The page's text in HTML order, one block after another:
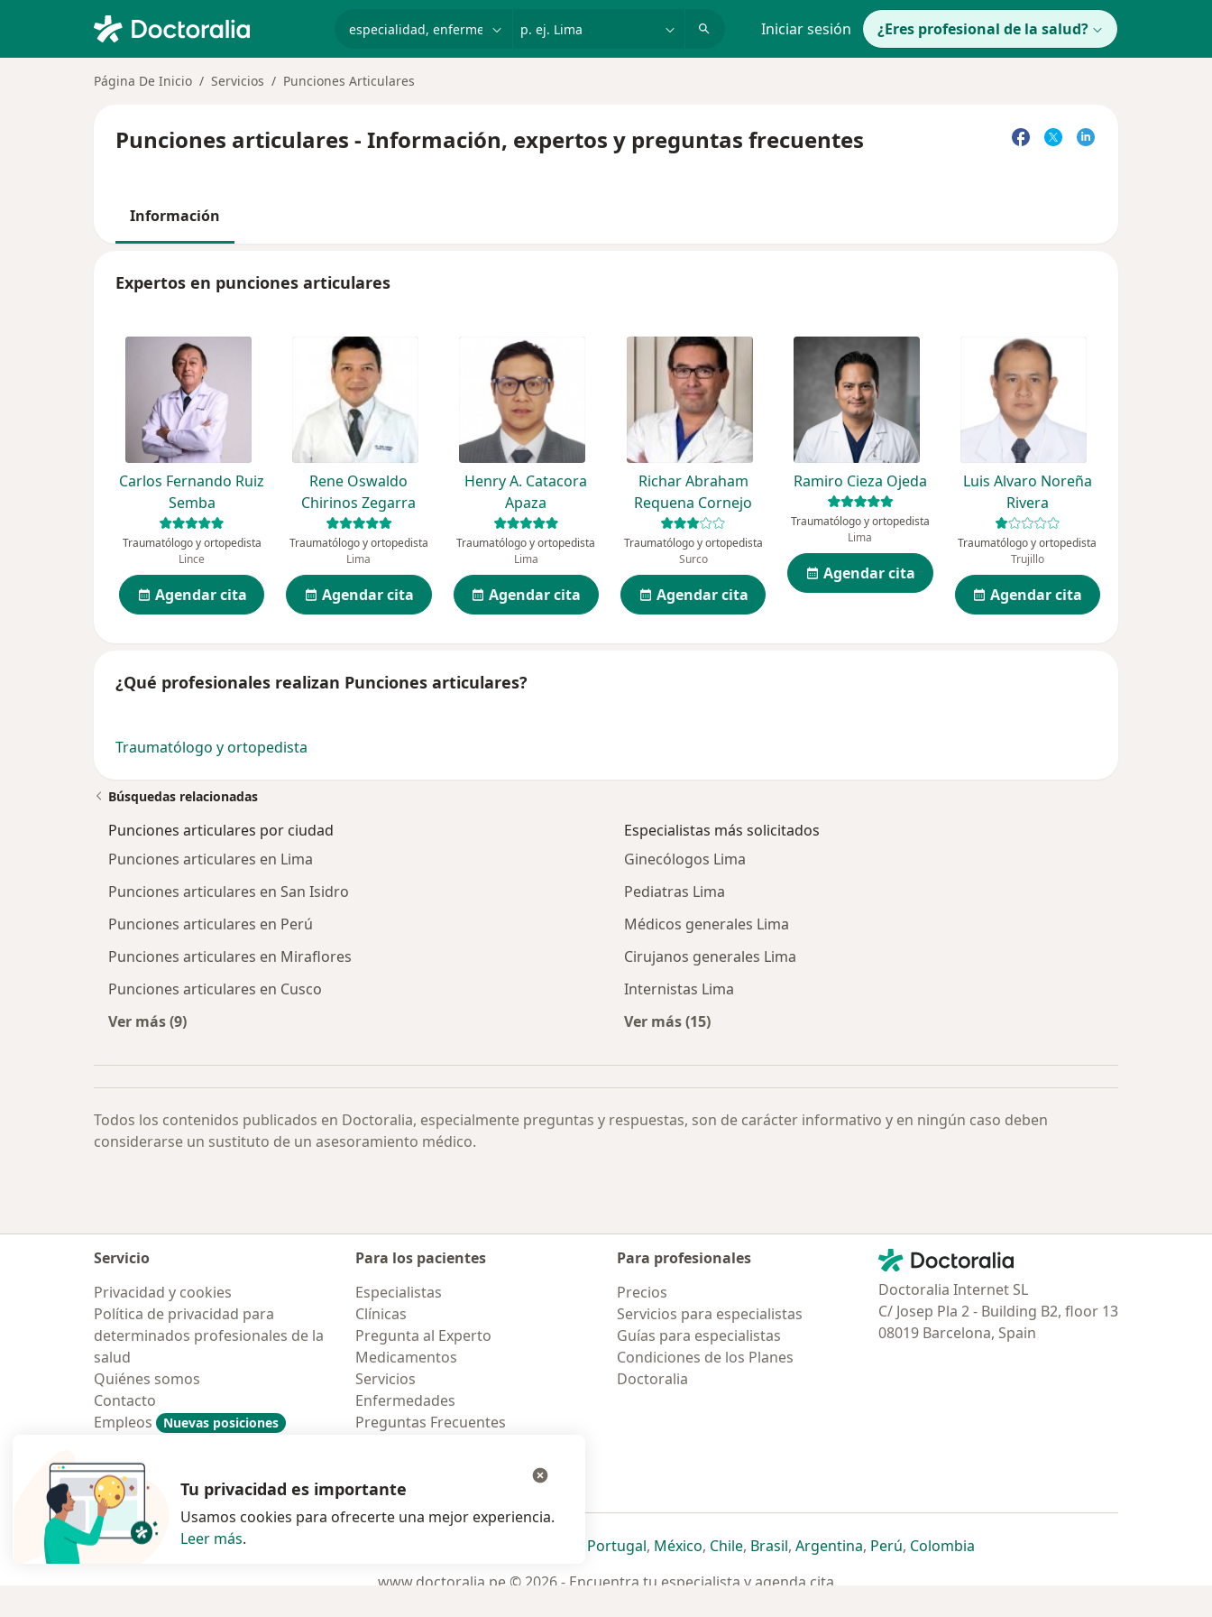
Iniciar sesión ¿Eres profesional de la salud?
Página De Inicio Servicios Punciones Articulares
Punciones articulares - Información, expertos y preguntas frecuentes
Información
Expertos en punciones articulares
Carlos Fernando Ruiz
Semba
Traumatólogo y ortopedista
Lince
Agendar cita
Rene Oswaldo
Chirinos Zegarra
Traumatólogo y ortopedista
Lima
Agendar cita
Henry A. Catacora
Apaza
Traumatólogo y ortopedista
Lima
Agendar cita
Richar Abraham
Requena Cornejo
Traumatólogo y ortopedista
Surco
Agendar cita
Ramiro Cieza Ojeda
Traumatólogo y ortopedista
Lima
Agendar cita
Luis Alvaro Noreña
Rivera
Traumatólogo y ortopedista
Trujillo
Agendar cita
¿Qué profesionales realizan Punciones articulares?
Traumatólogo y ortopedista
Búsquedas relacionadas
Punciones articulares por ciudad
Punciones articulares en Lima
Punciones articulares en San Isidro
Punciones articulares en Perú
Punciones articulares en Miraflores
Punciones articulares en Cusco
Ver más (9)
Especialistas más solicitados
Ginecólogos Lima
Pediatras Lima
Médicos generales Lima
Cirujanos generales Lima
Internistas Lima
Ver más (15)
Todos los contenidos publicados en Doctoralia, especialmente preguntas y respuestas, son de carácter informativo y en ningún caso deben
considerarse un sustituto de un asesoramiento médico.
Servicio
Privacidad y cookies
Política de privacidad para
determinados profesionales de la
salud
Quiénes somos
Contacto
Empleos
Nuevas posiciones
Contratación
Para los pacientes
Especialistas
Clínicas
Pregunta al Experto
Medicamentos
Servicios
Enfermedades
Preguntas Frecuentes
Para profesionales
Precios
Servicios para especialistas
Guías para especialistas
Condiciones de los Planes
Doctoralia
Contacto
Doctoralia - Página de inicio
Doctoralia Internet SL
C/ Josep Pla 2 - Building B2, floor 13
08019 Barcelona, Spain
Polska se abre en una nueva pestaña
se abre en una nueva pestaña
se abre en una nueva pestaña
se abre en una nueva pestaña
Portugalse abre en una nueva pestaña
, Méxicose abre en una nueva pestaña
, Chilese abre en una nueva pestaña
, Brasilse abre en una nueva pestaña
, Argentinase abre en una nueva pestaña
, Perúse abre en una nueva pestaña
, Colombiase abre en una nueva pestaña
www.doctoralia.pe © 2026 - Encuentra tu especialista y agenda cita
Tu privacidad es importante
Usamos cookies para ofrecerte una mejor experiencia.
Leer más.